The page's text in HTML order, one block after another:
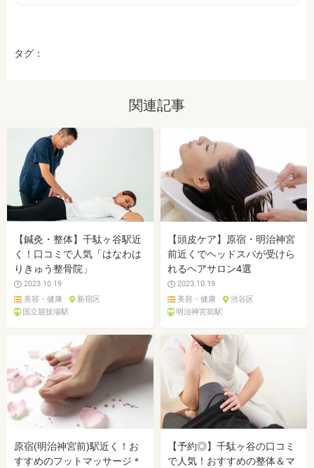
タグ：
関連記事
【鍼灸・整体】千駄ヶ谷駅近
く！口コミで人気「はなわは
りきゅう整骨院」
2023.10.19
美容・健康
新宿区
国立競技場駅
【頭皮ケア】原宿・明治神宮
前近くでヘッドスパが受けら
れるヘアサロン4選
2023.10.19
美容・健康
渋谷区
明治神宮前駅
原宿(明治神宮前)駅近く！お
すすめのフットマッサージ＊
【予約◎】千駄ヶ谷の口コミ
で人気！おすすめの整体＆マ